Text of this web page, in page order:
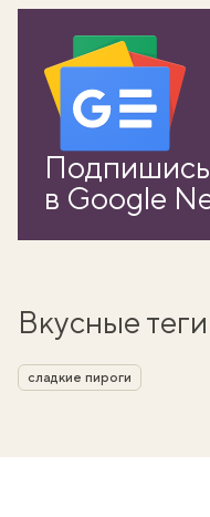
в Google
Вкусные теги
сладкие пироги